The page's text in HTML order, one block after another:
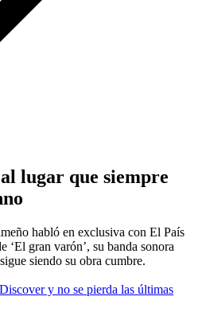
lugar que siempre
habló en exclusiva con El País
‘El gran varón’, su banda sonora
siendo su obra cumbre.
y no se pierda las últimas